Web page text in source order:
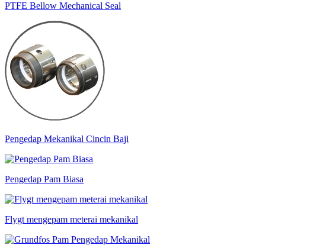
PTFE Bellow Mechanical Seal
Pengedap Mekanikal Cincin Baji
Pengedap Pam Biasa
Flygt mengepam meterai mekanikal